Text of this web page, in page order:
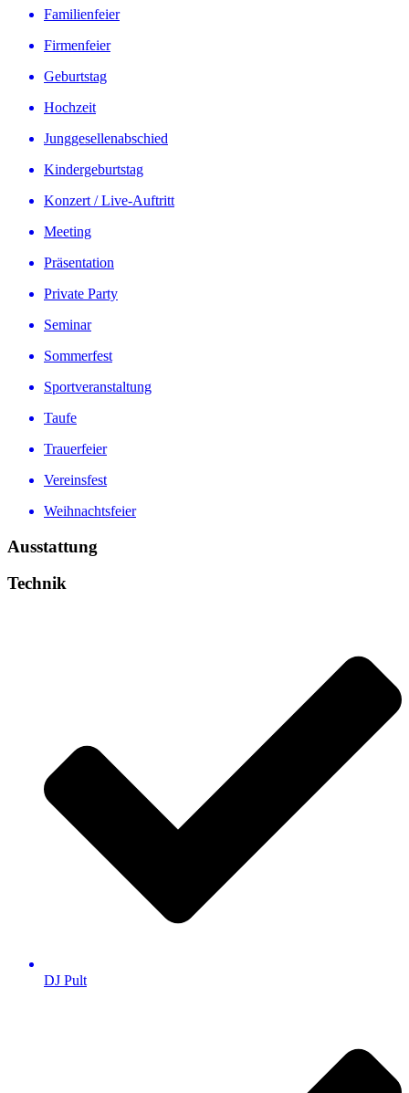
Familienfeier
Firmenfeier
Geburtstag
Hochzeit
Junggesellenabschied
Kindergeburtstag
Konzert / Live-Auftritt
Meeting
Präsentation
Private Party
Seminar
Sommerfest
Sportveranstaltung
Taufe
Trauerfeier
Vereinsfest
Weihnachtsfeier
Ausstattung
Technik
DJ Pult